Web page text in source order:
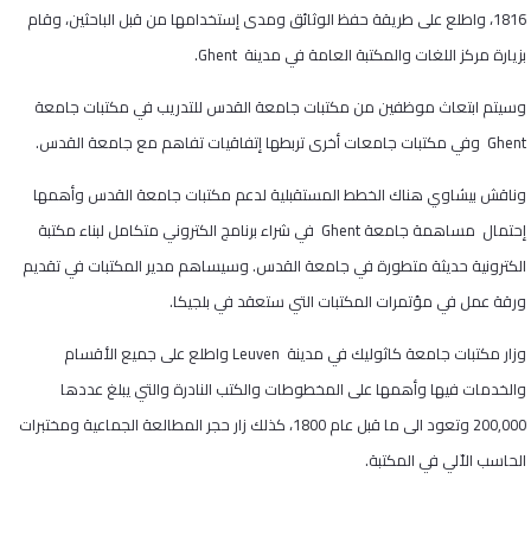
1816، واطلع على طريقة حفظ الوثائق ومدى إستخدامها من قبل الباحثين، وقام
بزيارة مركز اللغات والمكتبة العامة في مدينةGhent
.
وسيتم ابتعاث موظفين من مكتبات جامعة القدس للتدريب في مكتبات جامعة
Ghent وفي مكتبات جامعات أخرى تربطها إتفاقيات تفاهم مع جامعة القدس.
وناقش بيشاوي هناك الخطط المستقبلية لدعم مكتبات جامعة القدس وأهمها
إحتمال مساهمة جامعةGhent في شراء برنامج الكتروني متكامل لبناء مكتبة
الكترونية حديثة متطورة في جامعة القدس. وسيساهم مدير المكتبات في تقديم
ورقة عمل في مؤتمرات المكتبات التي ستعقد في بلجيكا.
وزار مكتبات جامعة كاثوليك في مدينة Leuvenواطلع على جميع الأقسام
والخدمات فيها وأهمها على المخطوطات والكتب النادرة والتي يبلغ عددها
200,000 وتعود الى ما قبل عام 1800، كذلك زار حجر المطالعة الجماعية ومختبرات
الحاسب الاّلي في المكتبة.